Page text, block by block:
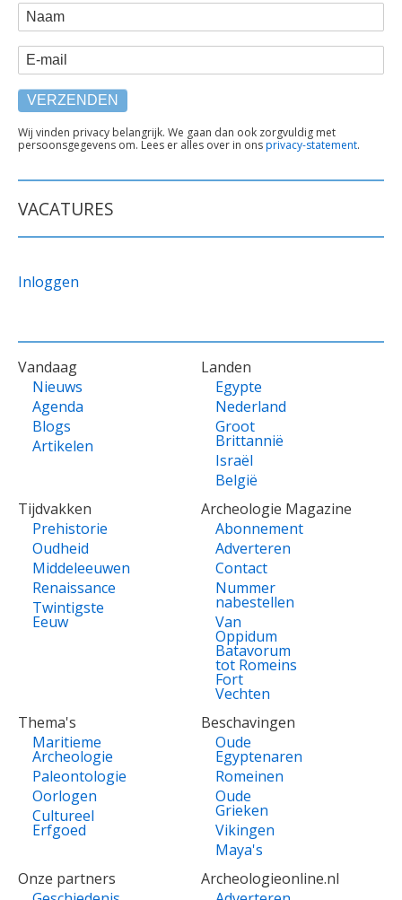
WEBFORM
Naam
E-mail
TEKST
ONDER
Wij vinden privacy belangrijk. We gaan dan ook zorgvuldig met
persoonsgegevens om. Lees er alles over in onsprivacy-statement.
VACATURES
Inloggen
VOET
Vandaag
Nieuws
Agenda
Blogs
Artikelen
Landen
Egypte
Nederland
Groot
Brittannië
Israël
België
Tijdvakken
Prehistorie
Oudheid
Middeleeuwen
Renaissance
Twintigste
Eeuw
Archeologie Magazine
Abonnement
Adverteren
Contact
Nummer
nabestellen
Van
Oppidum
Batavorum
tot Romeins
Fort
Vechten
Thema's
Maritieme
Archeologie
Paleontologie
Oorlogen
Cultureel
Erfgoed
Beschavingen
Oude
Egyptenaren
Romeinen
Oude
Grieken
Vikingen
Maya's
Onze partners
Archeologieonline.nl